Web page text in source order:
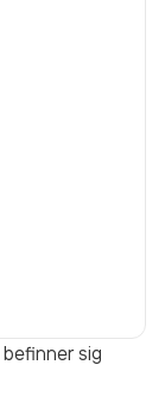
befinner sig